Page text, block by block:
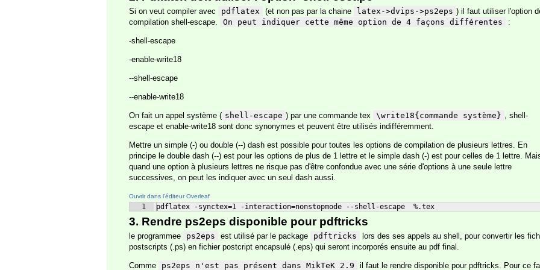
Si on veut compiler avec pdflatex (et non pas par la chaine latex->dvips->ps2eps ) il faut utiliser l'option
compilation shell-escape.
On peut indiquer cette même option de 4 façons différentes :
-shell-escape
-enable-write18
--shell-escape
--enable-write18
On fait un appel système ( shell-escape ) par une commande tex \write18{commande système} , shell-
escape et enable-write18 sont donc synonymes et peuvent être utilisés indifféremment.
Mettre un simple (-) ou double (--) dash est possible pour toutes les options de compilation de plusieurs lettres. En
principe le double dash (--) est pour les options de plus de 1 lettre et le simple dash (-) est pour celles de 1 lettre.
quand une option à plusieurs lettres ne risque pas d'être confondue avec une série d'options à une seule lettre
successives, on peut les indiquer avec un seul dash aussi.
Ouvrir dans l'éditeur Overleaf
1 pdflatex -synctex=1 -interaction=nonstopmode --shell-escape  %.tex
3. Rendre ps2eps disponible pour pdftricks
le programmee ps2eps est utilisé par le package pdftricks
lors des ses appels au shell, pour convertir les
postscripts (.ps) en fichier postcript encapsulé (.eps) qui seront incorporés ensuite au pdf final.
Comme ps2eps n'est pas présent dans MikTeK 2.9 il faut le rendre disponible pour pdftricks. Pour ce